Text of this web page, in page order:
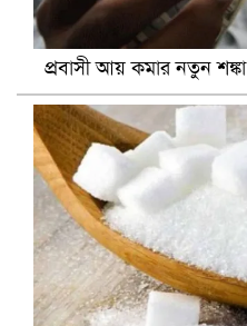
প্রবাসী আয় কমার নতুন শঙ্কা